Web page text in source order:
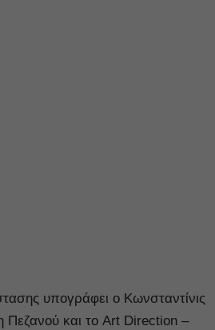
υπογράφει ο Κωνσταντίνις
Πεζανού και το Art Direction –